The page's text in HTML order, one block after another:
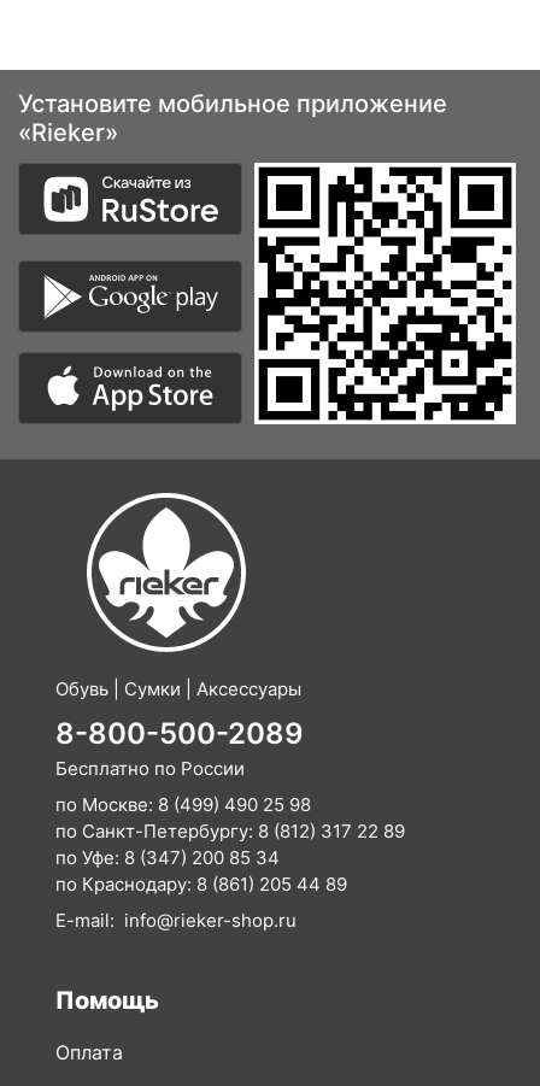
Установите мобильное приложение
«Rieker»
Обувь | Сумки | Аксессуары
8-800-500-2089
Бесплатно по России
по Москве: 8 (499) 490 25 98
по Санкт-Петербургу: 8 (812) 317 22 89
по Уфе: 8 (347) 200 85 34
по Краснодару: 8 (861) 205 44 89
E-mail: info@rieker-shop.ru
Помощь
Оплата